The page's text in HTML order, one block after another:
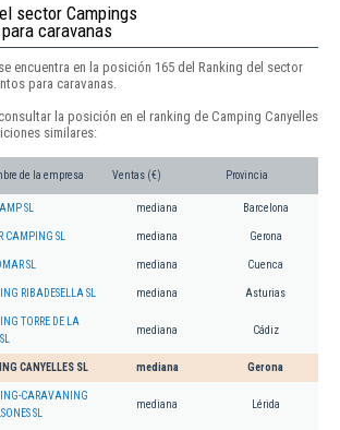
sector Campings
caravanas
encuentra en la posición 165 del Ranking del sector
para caravanas.
la posición en el ranking de Camping Canyelles
similares:
de la empresa Ventas (€) Provincia
SL mediana Barcelona
CAMPING SL mediana Gerona
SL mediana Cuenca
RIBADESELLA SL mediana Asturias
TORRE DE LA
mediana Cádiz
CANYELLES SL mediana Gerona
CARAVANING
SL
mediana Lérida